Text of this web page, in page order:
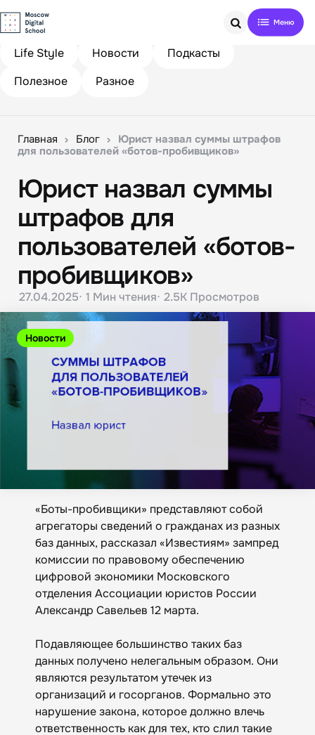
Search
Life Style
Новости
Подкасты
Полезное
Разное
Главная Блог
Юрист назвал суммы штрафов
для пользователей «ботов-пробивщиков»
Новости
Юрист назвал суммы
штрафов для
пользователей «ботов-
пробивщиков»
27.04.2025 1 Мин чтения 2.5K Просмотров
«Боты-пробивщики» представляют собой
агрегаторы сведений о гражданах из разных
баз данных, рассказал «Известиям» зампред
комиссии по правовому обеспечению
цифровой экономики Московского
отделения Ассоциации юристов России
Александр Савельев 12 марта.
Подавляющее большинство таких баз
данных получено нелегальным образом. Они
являются результатом утечек из
организаций и госорганов. Формально это
нарушение закона, которое должно влечь
ответственность как для тех, кто слил такие